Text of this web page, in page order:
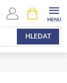
HLEDAT
NÁKUPNÍ
KOŠÍK